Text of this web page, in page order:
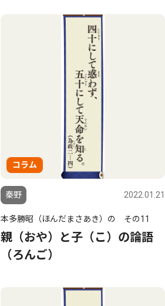
コラム
秦野 2022.01.21
本多勝昭（ほんだまさあき）の その11
親（おや）と子（こ）の論語
（ろんご）